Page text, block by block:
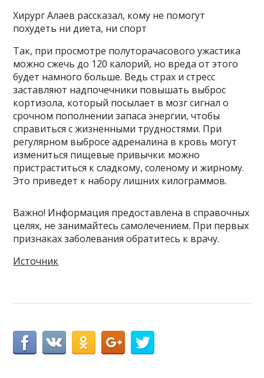
Хирург Алаев рассказал, кому не помогут
похудеть ни диета, ни спорт
Так, при просмотре полуторачасового ужастика
можно сжечь до 120 калорий, но вреда от этого
будет намного больше. Ведь страх и стресс
заставляют надпочечники повышать выброс
кортизола, который посылает в мозг сигнал о
срочном пополнении запаса энергии, чтобы
справиться с жизненными трудностями. При
регулярном выбросе адреналина в кровь могут
измениться пищевые привычки: можно
пристраститься к сладкому, соленому и жирному.
Это приведет к набору лишних килограммов.
Важно! Информация предоставлена в справочных
целях, не занимайтесь самолечением. При первых
признаках заболевания обратитесь к врачу.
Источник